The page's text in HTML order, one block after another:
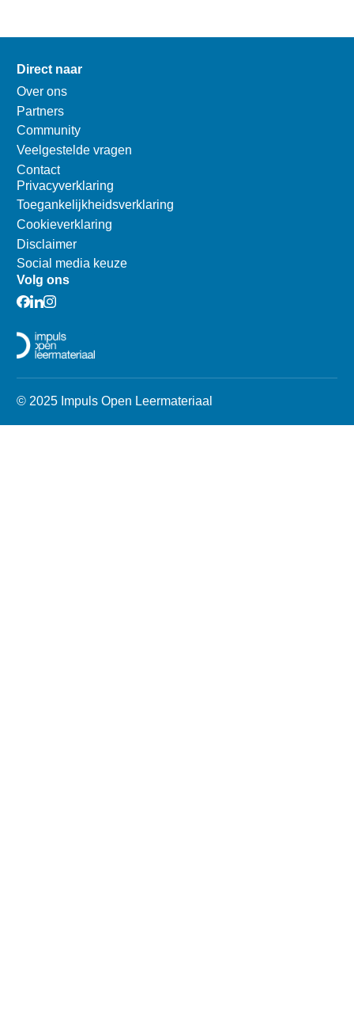
Direct naar
Over ons
Partners
Community
Veelgestelde vragen
Contact
Privacyverklaring
Toegankelijkheidsverklaring
Cookieverklaring
Disclaimer
Social media keuze
Volg ons
© 2025 Impuls Open Leermateriaal